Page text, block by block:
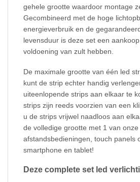
gehele grootte waardoor montage
Gecombineerd met de hoge
energieverbruik en de
levensduur is deze set een
voldoening van zult hebben.
De maximale grootte van één led
kunt de strip echter handig
uiteenlopende strips aan elkaar te
strips zijn reeds voorzien van een
u de strips vrijwel naadloos aan
de volledige grootte met 1 van onze
afstandsbedieningen, touch panels
smartphone en tablet!
Deze complete set led